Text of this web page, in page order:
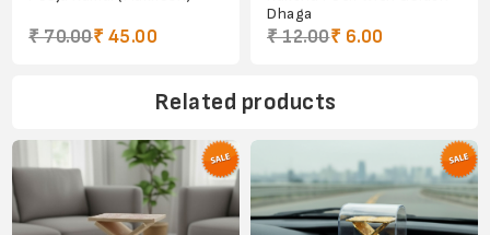
₹ 70.00₹ 45.00
Dhaga
₹ 12.00₹ 6.00
Related products